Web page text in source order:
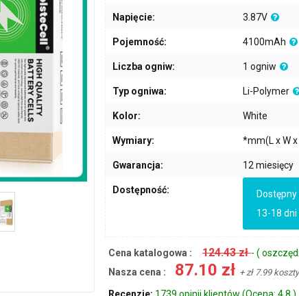
Napięcie: 3.87V
Pojemność: 4100mAh
Liczba ogniw: 1 ogniw
Typ ogniwa: Li-Polymer
Kolor: White
Wymiary: *mm(L x W x
Gwarancja: 12 miesięcy
Dostępność:
13-18
Cena katalogowa : 124.43 zł- (
Nasza cena :
87.10 zł + zł 7.99